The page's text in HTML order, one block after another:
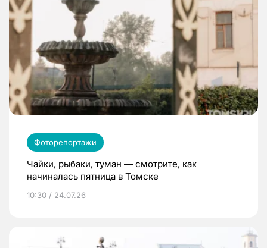
Фоторепортажи
Чайки, рыбаки, туман — смотрите, как
начиналась пятница в Томске
10:30 / 24.07.26